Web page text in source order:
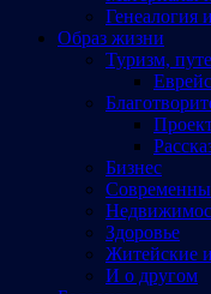
Генеалогия
Образ жизни
Туризм,
Бизнес
Здоровье
Житейские
И о другом